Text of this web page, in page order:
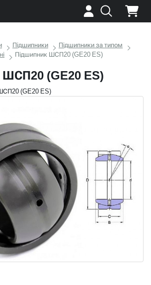
Підшипники
Підшипники за типом
Підшипник ШСП20 (GE20 ES)
(GE20 ES)
(GE20 ES)